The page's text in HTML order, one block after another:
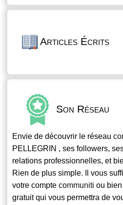
Articles Écrits
Son Réseau
Envie de découvrir le réseau
PELLEGRIN , ses followers,
relations professionnelles, et
Rien de plus simple. Il vous
votre compte communiti ou
gratuit qui vous permettra de